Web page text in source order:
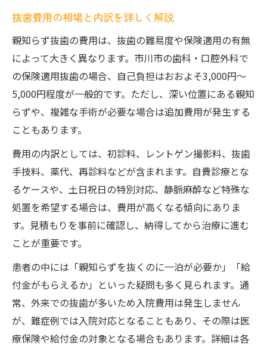
ク
抜歯治療で重視すべき設備や技術力の違い
専門医在籍医院のカウンセリング体制とは
抜歯後の経過とケアで快適な毎日へ
親知らず抜歯後の経過で気をつけたいこと
抜歯後のトラブルと早期対応ポイント
快適に過ごすための抜歯後セルフケアの実
践法
食事や生活で注意したい抜歯後のポイント
抜歯後の再診やフォローアップの重要性
保険適用と自費の違いを知りたい人へ
親知らず抜歯の保険適用条件をわかりやす
自費診療と保険診療の費用差を比較
保険適用外となる抜歯ケースの具体例
抜歯費用の自己負担を減らすポイント
給付金や補助制度を活用するための流れ
抜歯費用の相場と内訳を詳しく解説
親知らず抜歯の費用は、抜歯の難易度や保険適用の有無
によって大きく異なります。市川市の歯科・口腔外科で
の保険適用抜歯の場合、自己負担はおおよそ3,000円〜
5,000円程度が一般的です。ただし、深い位置にある親知
らずや、複雑な手術が必要な場合は追加費用が発生する
こともあります。
費用の内訳としては、初診料、レントゲン撮影料、抜歯
手技料、薬代、再診料などが含まれます。自費診療とな
るケースや、土日祝日の特別対応、静脈麻酔など特殊な
処置を希望する場合は、費用が高くなる傾向にありま
す。見積もりを事前に確認し、納得してから治療に進む
ことが重要です。
患者の中には「親知らずを抜くのに一泊が必要か」「給
付金がもらえるか」といった疑問も多く見られます。通
常、外来での抜歯が多いため入院費用は発生しません
が、難症例では入院対応となることもあり、その際は医
療保険や給付金の対象となる場合もあります。詳細は各